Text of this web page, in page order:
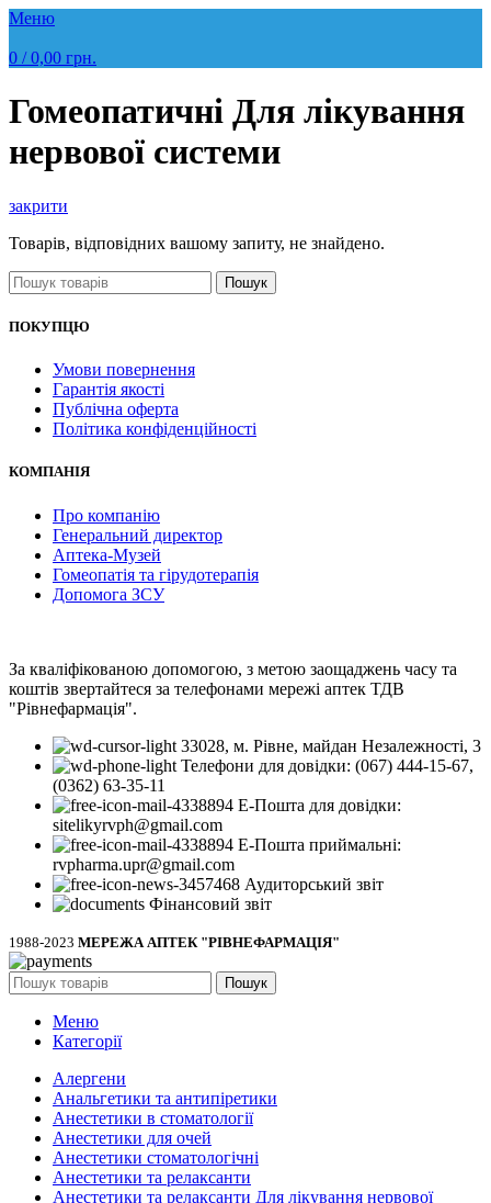
Меню
0 / 0,00 грн.
Гомеопатичні Для лікування
нервової системи
закрити
Товарів, відповідних вашому запиту, не знайдено.
Пошук
ПОКУПЦЮ
Умови повернення
Гарантія якості
Публічна оферта
Політика конфіденційності
КОМПАНІЯ
Про компанію
Генеральний директор
Аптека-Музей
Гомеопатія та гірудотерапія
Допомога ЗСУ
За кваліфікованою допомогою, з метою заощаджень часу та
коштів звертайтеся за телефонами мережі аптек ТДВ
"Рівнефармація".
33028, м. Рівне, майдан Незалежності, 3
Телефони для довідки: (067) 444-15-67,
(0362) 63-35-11
Е-Пошта для довідки:
sitelikyrvph@gmail.com
Е-Пошта приймальні:
rvpharma.upr@gmail.com
Аудиторський звіт
Фінансовий звіт
1988-2023 МЕРЕЖА АПТЕК "РІВНЕФАРМАЦІЯ"
Пошук
Меню
Категорії
Алергени
Анальгетики та антипіретики
Анестетики в стоматології
Анестетики для очей
Анестетики стоматологічні
Анестетики та релаксанти
Анестетики та релаксанти Для лікування нервової